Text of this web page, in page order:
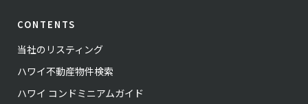
CONTENTS
当社のリスティング
ハワイ不動産物件検索
ハワイ コンドミニアムガイド